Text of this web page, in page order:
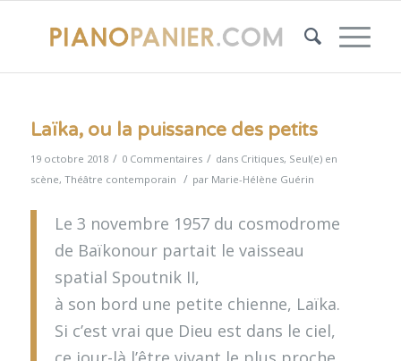
Laïka, ou la puissance des petits
19 octobre 2018 / 0 Commentaires / dans Critiques, Seul(e) en
scène, Théâtre contemporain / par Marie-Hélène Guérin
Le 3 novembre 1957 du cosmodrome
de Baïkonour partait le vaisseau
spatial Spoutnik II,
à son bord une petite chienne, Laïka.
Si c’est vrai que Dieu est dans le ciel,